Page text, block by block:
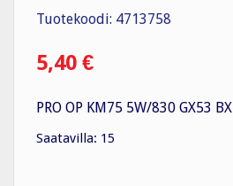
Tuotekoodi: 4713758
5,40 €
PRO OP KM75 5W/830 GX53 BX
Saatavilla: 15